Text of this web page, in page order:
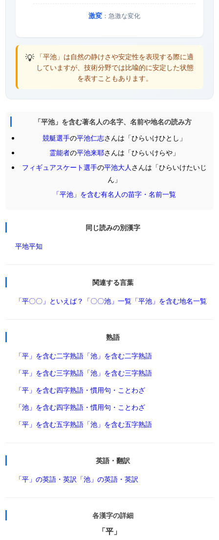
激変 ：急激な変化
💡 「平池」は自然の静けさや安定性を表現する際に適
していますが、技術分野では比喩的に安定した状態
を表すこともあります。
「平池」を含む著名人の名字、名前や地名の読み方
競艇選手の平池仁志さんは「ひらいけひとし」
霊能者の平池来耶さんは「ひらいけらや」
フィギュアスケート選手の平池大人さんは「ひらいけたいじ
ん」
「平池」を含む有名人の苗字・名前一覧
同じ読みの別漢字
平地平知
関連する言葉
「平〇〇」といえば？ 「〇〇池」一覧 「平池」を含む地名一覧
熟語
「平」を含む二字熟語 「池」を含む二字熟語
「平」を含む三字熟語 「池」を含む三字熟語
「平」を含む四字熟語・慣用句・ことわざ
「池」を含む四字熟語・慣用句・ことわざ
「平」を含む五字熟語 「池」を含む五字熟語
英語・翻訳
「平」の英語・英訳 「池」の英語・英訳
各漢字の詳細
「平」